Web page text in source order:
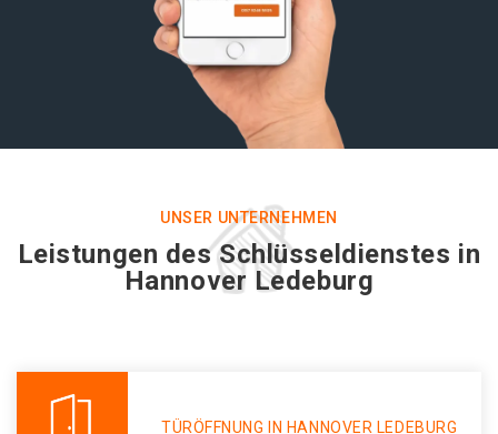
UNSER UNTERNEHMEN
Leistungen des Schlüsseldienstes in
Hannover Ledeburg
TÜRÖFFNUNG IN HANNOVER LEDEBURG